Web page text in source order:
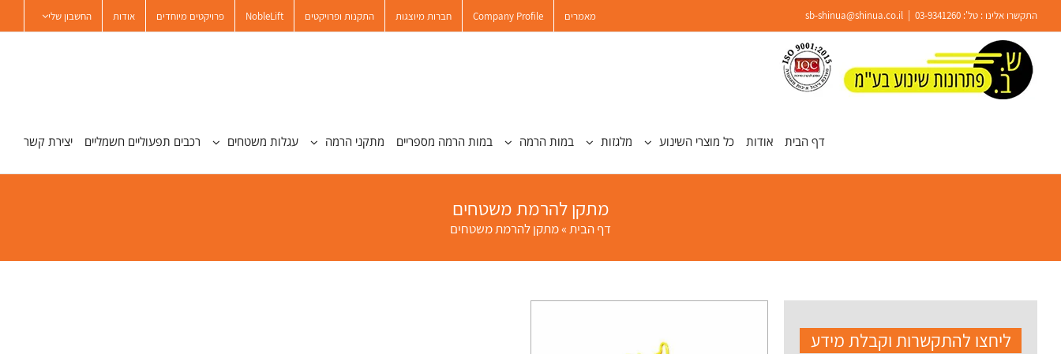
פתח סרגל נגישות
content
התקשרו אלינו : טל': 03-9341260
sb-shinua@shinua.co.il מאמרים Company Profile חברות מיוצגות התקנות ופרויקטים NobleLift פרויקטים מיוחדים אודות החשבון שלי
דף הבית אודות כל מוצרי השינוע מלגזות במות הרמה במות הרמה מספריים מתקני הרמה עגלות משטחים רכבים תפעוליים חשמליים יצירת קשר
מתקן להרמת משטחים
דף הבית»מתקן להרמת משטחים
ליחצו להתקשרות וקבלת מידע